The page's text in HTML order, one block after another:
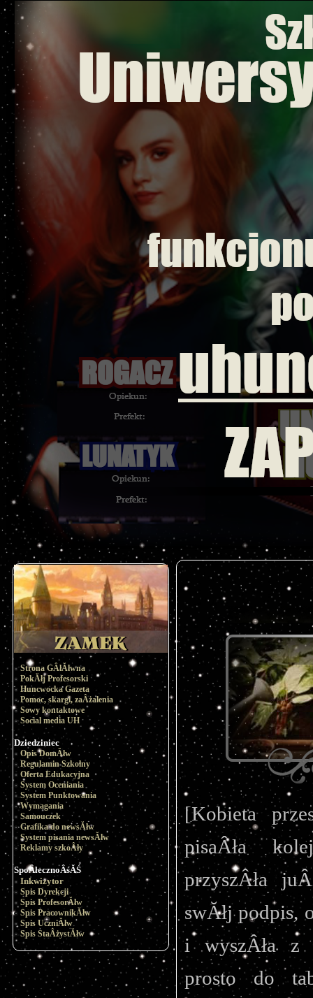
Strona GÂłĂłwna
PokĂłj Profesorski
Huncwocka Gazeta
Pomoc, skargi, zaÂżalenia
Sowy kontaktowe
Social media UH
Dziedziniec
Opis DomĂłw
Regulamin Szkolny
Oferta Edukacyjna
System Oceniania
System Punktowania
Wymagania
Samouczek
Grafika do newsĂłw
System pisania newsĂłw
Reklamy szkoÂły
SpoÂłecznoÂśĂŚ
Inkwizytor
Spis Dyrekcji
Spis ProfesorĂłw
Spis PracownikĂłw
Spis UczniĂłw
Spis StaÂżystĂłw
[Kobieta
pisaÂła
przyszÂła
swĂłj podpis,
i wyszÂła z
prosto do